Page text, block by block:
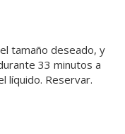
tamaño deseado, y
33 minutos a
líquido. Reservar.